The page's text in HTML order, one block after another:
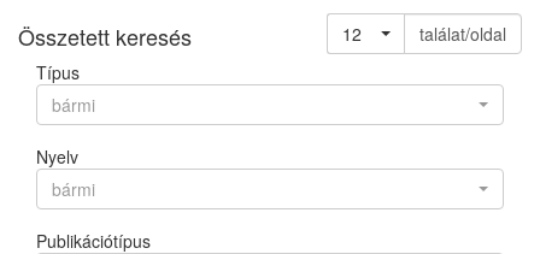
Összetett keresés 12
találat/oldal
Típus
bármi
Nyelv
bármi
Publikációtípus